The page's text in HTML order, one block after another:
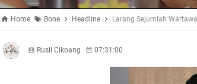
Home Bone Headline Larang Sejumlah
Rusli Cikoang 07:31:00